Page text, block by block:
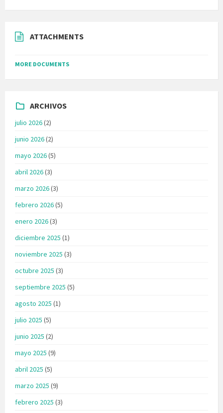
ATTACHMENTS
MORE DOCUMENTS
ARCHIVOS
julio 2026(2)
junio 2026(2)
mayo 2026(5)
abril 2026(3)
marzo 2026(3)
febrero 2026(5)
enero 2026(3)
diciembre 2025 (1)
noviembre 2025 (3)
octubre 2025 (3)
septiembre 2025 (5)
agosto 2025 (1)
julio 2025 (5)
junio 2025 (2)
mayo 2025 (9)
abril 2025 (5)
marzo 2025 (9)
febrero 2025 (3)